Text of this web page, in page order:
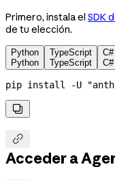
Primero, instala el SDK
de tu elección.
Python
Python
TypeScript
TypeScript
C#
C#
pip install -U


Acceder a